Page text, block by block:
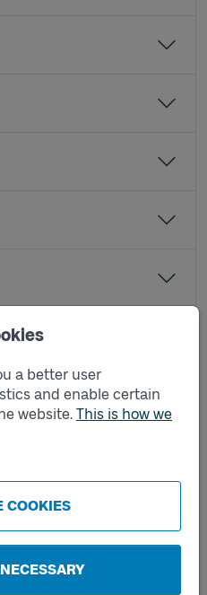
a better user
and enable certain
website. This is how we
COOKIES